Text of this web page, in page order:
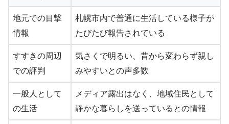
地元での目撃
情報
札幌市内で普通に生活している様子が
たびたび報告されている
すすきの周辺
での評判
気さくで明るい、昔から変わらず親し
みやすいとの声多数
一般人として
の生活
メディア露出はなく、地域住民として
静かな暮らしを送っているとの情報